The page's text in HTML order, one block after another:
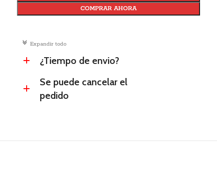
c Expandir todo
a ¿Tiempo de envio?
a
Se puede cancelar el
pedido
COMPRAR AHORA